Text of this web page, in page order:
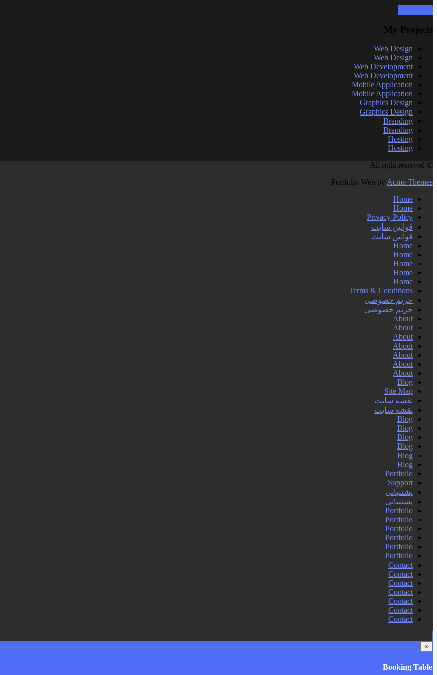
My Projects
Web Design
Web Design
Web Development
Web Development
Mobile Application
Mobile Application
Graphics Design
Graphics Design
Branding
Branding
Hosting
Hosting
© All right reserved
Portfolio Web by Acme Themes
Home
Home
Privacy Policy
قوانین سایت
قوانین سایت
Home
Home
Home
Home
Home
Terms & Conditions
حریم خصوصی
حریم خصوصی
About
About
About
About
About
About
About
Blog
Site Map
نقشه سایت
نقشه سایت
Blog
Blog
Blog
Blog
Blog
Blog
Portfolio
Support
پشتیبانی
پشتیبانی
Portfolio
Portfolio
Portfolio
Portfolio
Portfolio
Portfolio
Contact
Contact
Contact
Contact
Contact
Contact
Contact
×
Booking Table